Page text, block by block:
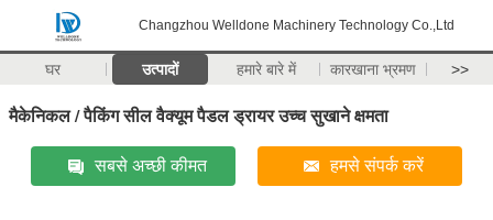
Changzhou Welldone Machinery Technology Co.,Ltd
घर उत्पादों हमारे बारे में कारखाना भ्रमण >>
मैकेनिकल / पैकिंग सील वैक्यूम पैडल ड्रायर उच्च सुखाने क्षमता
सबसे अच्छी कीमत हमसे संपर्क करें